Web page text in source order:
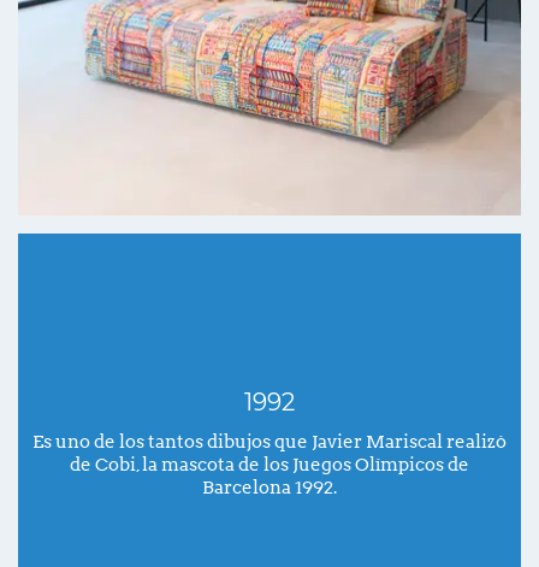
1992
Es uno de los tantos dibujos que Javier Mariscal realizó
de Cobi, la mascota de los Juegos Olímpicos de
Barcelona 1992.